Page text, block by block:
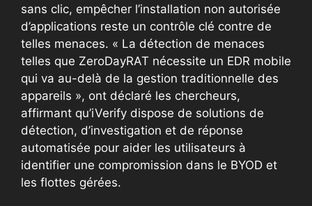
sans clic, empêcher l’installation non autorisée
d’applications reste un contrôle clé contre de
telles menaces. « La détection de menaces
telles que ZeroDayRAT nécessite un EDR mobile
qui va au-delà de la gestion traditionnelle des
appareils », ont déclaré les chercheurs,
affirmant qu’iVerify dispose de solutions de
détection, d’investigation et de réponse
automatisée pour aider les utilisateurs à
identifier une compromission dans le BYOD et
les flottes gérées.